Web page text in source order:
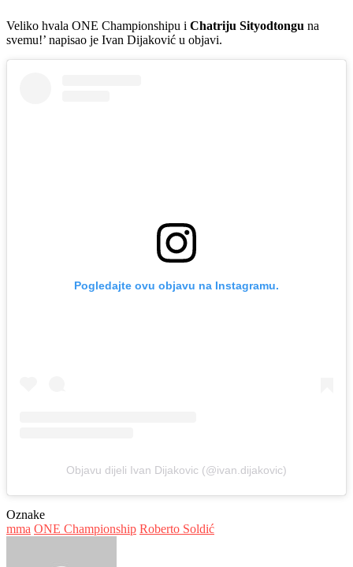
Veliko hvala ONE Championshipu i Chatriju Sityodtongu na
svemu!’ napisao je Ivan Dijaković u objavi.
Pogledajte ovu objavu na Instagramu.
Objavu dijeli Ivan Dijakovic (@ivan.dijakovic)
Oznake
mma ONE Championship Roberto Soldić